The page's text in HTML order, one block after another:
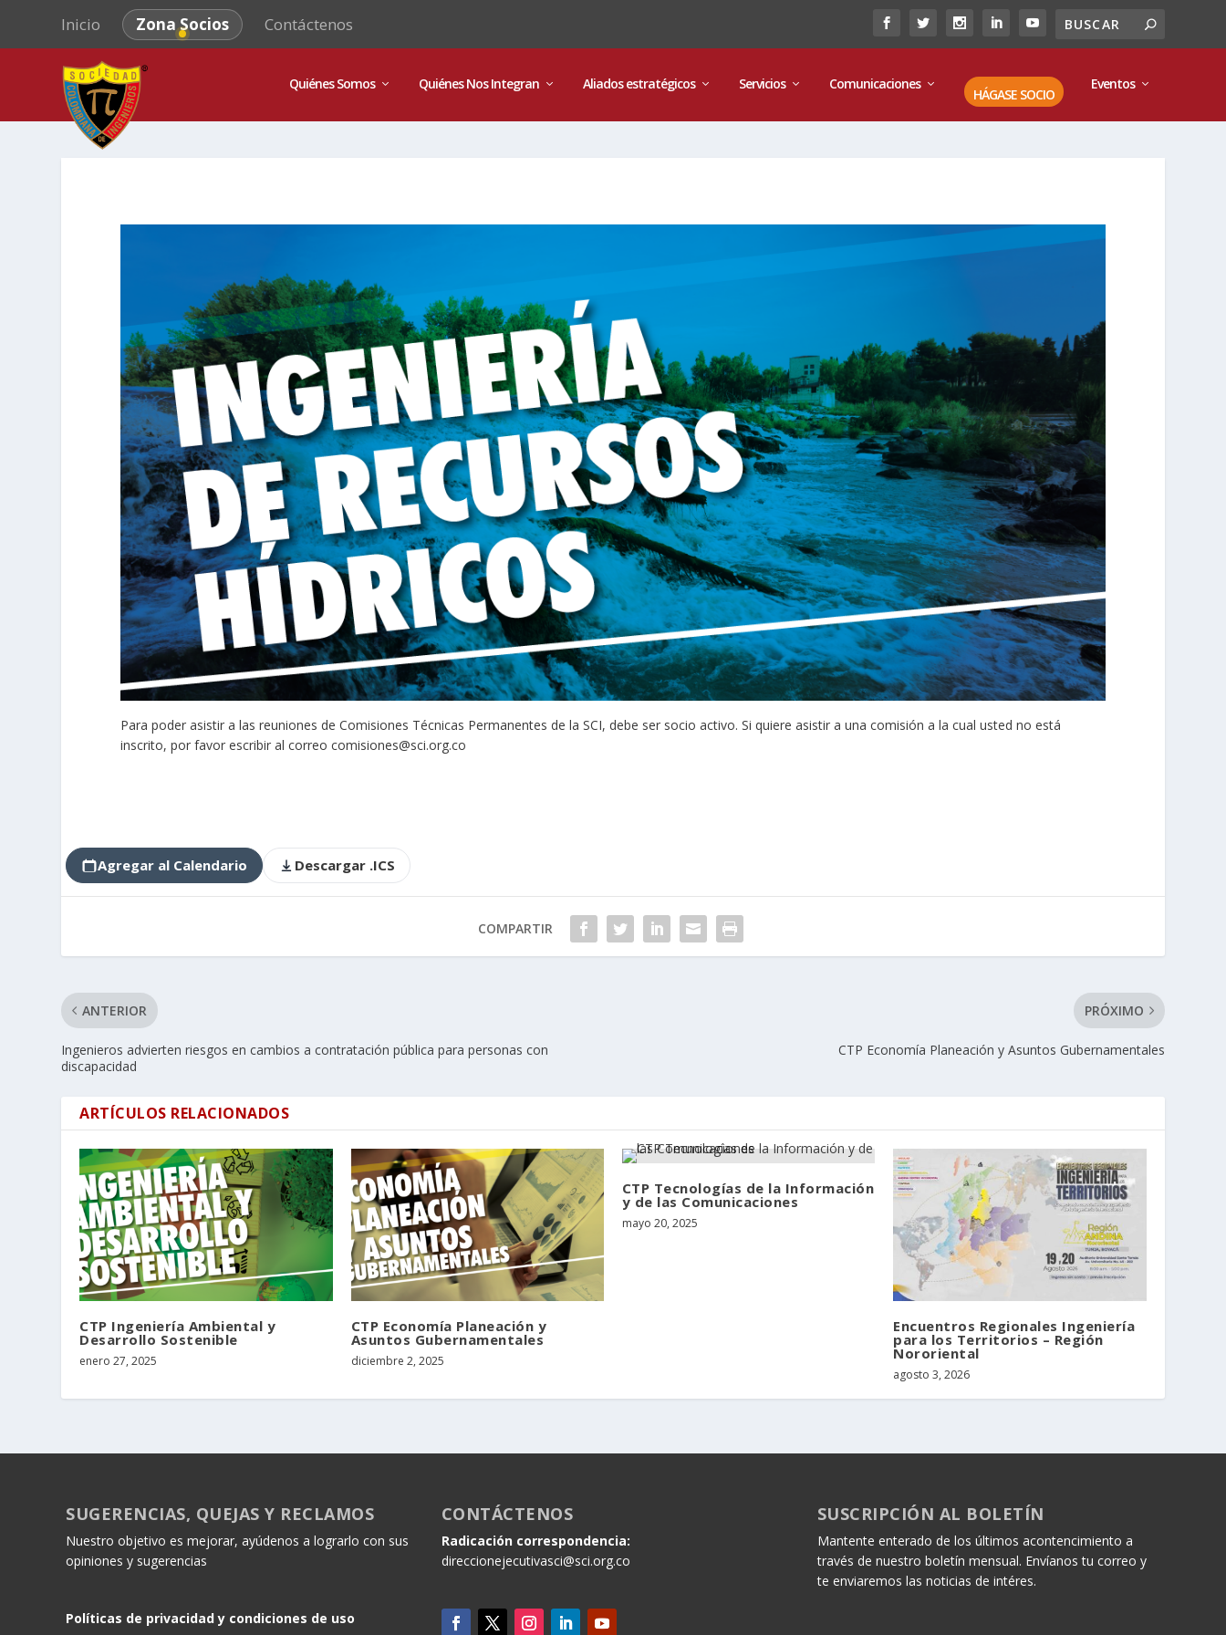
Inicio Zona Socios Contáctenos
Quiénes Somos Quiénes Nos Integran Aliados estratégicos Servicios Comunicaciones
HÁGASE SOCIO
Eventos
Para poder asistir a las reuniones de Comisiones Técnicas Permanentes de la SCI, debe ser socio activo. Si quiere asistir a una comisión a la cual usted no está
inscrito, por favor escribir al correo comisiones@sci.org.co
Agregar al Calendario Descargar .ICS
COMPARTIR
ANTERIOR
Ingenieros advierten riesgos en cambios a contratación pública para personas con
discapacidad
PRÓXIMO
CTP Economía Planeación y Asuntos Gubernamentales
ARTÍCULOS RELACIONADOS
CTP Ingeniería Ambiental y
Desarrollo Sostenible
enero 27, 2025
CTP Economía Planeación y
Asuntos Gubernamentales
diciembre 2, 2025
CTP Tecnologías de la Información
y de las Comunicaciones
mayo 20, 2025
Encuentros Regionales Ingeniería
para los Territorios – Región
Nororiental
agosto 3, 2026
SUGERENCIAS, QUEJAS Y RECLAMOS
Nuestro objetivo es mejorar, ayúdenos a lograrlo con sus
opiniones y sugerencias
Políticas de privacidad y condiciones de uso
CONTÁCTENOS
Radicación correspondencia:
direccionejecutivasci@sci.org.co
SUSCRIPCIÓN AL BOLETÍN
Mantente enterado de los últimos acontencimiento a
través de nuestro boletín mensual. Envíanos tu correo y
te enviaremos las noticias de intéres.